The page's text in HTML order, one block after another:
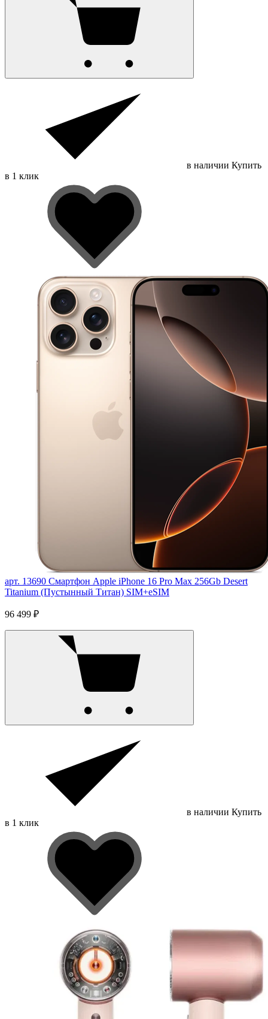
в наличии Купить
в 1 клик
арт. 13690 Смартфон Apple iPhone 16 Pro Max 256Gb Desert
Titanium (Пустынный Титан) SIM+eSIM
96 499 ₽
в наличии Купить
в 1 клик